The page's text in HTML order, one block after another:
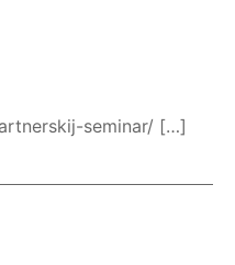
seminar/ […]